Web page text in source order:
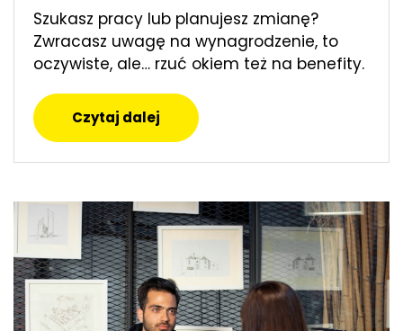
Szukasz pracy lub planujesz zmianę?
Zwracasz uwagę na wynagrodzenie, to
oczywiste, ale… rzuć okiem też na benefity.
Czytaj dalej